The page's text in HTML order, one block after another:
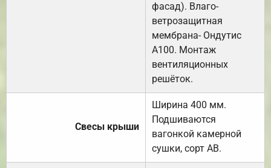
фасад). Влаго-
ветрозащитная
мембрана- Ондутис
А100. Монтаж
вентиляционных
решёток.
Свесы крыши
Ширина 400 мм.
Подшиваются
вагонкой камерной
сушки, сорт АВ.